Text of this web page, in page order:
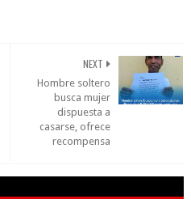
NEXT
Hombre soltero
busca mujer
dispuesta a
casarse, ofrece
recompensa